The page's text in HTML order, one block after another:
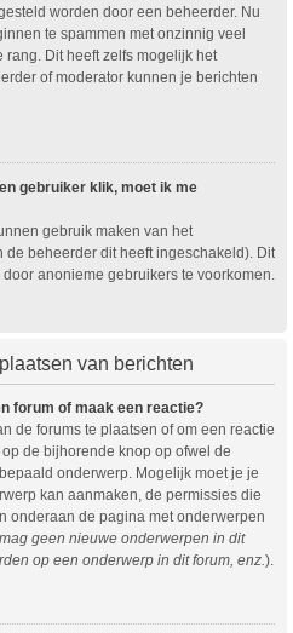
worden door een beheerder. Nu
te spammen met onzinnig veel
Dit heeft zelfs mogelijk het
of moderator kunnen je berichten
gebruiker klik, moet ik me
gebruik maken van het
beheerder dit heeft ingeschakeld). Dit
anonieme gebruikers te voorkomen.
van berichten
forum of maak een reactie?
de forums te plaatsen of om een reactie
de bijhorende knop op ofwel de
onderwerp. Mogelijk moet je je
kan aanmaken, de permissies die
onderaan de pagina met onderwerpen
geen nieuwe onderwerpen in dit
op een onderwerp in dit forum, enz. ).